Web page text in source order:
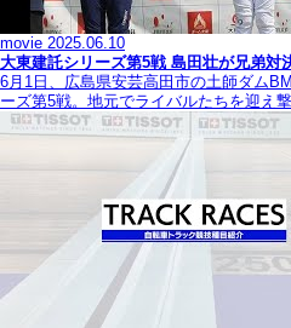
movie 2025.06.10
大東建託シリーズ第5戦 島田壮が兄弟対
6月1日、広島県安芸高田市の土師ダム
ーズ第5戦。地元でライバルたちを迎え